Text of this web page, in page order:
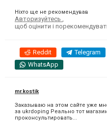
Ніхто ще не рекомендував
Авторизуйтесь ,
щоб оцінити і
Reddit Telegram
WhatsApp
mr.kostik
Заказываю на этом сайте уже
за ukrdoping Реально тот
проконсультировать...